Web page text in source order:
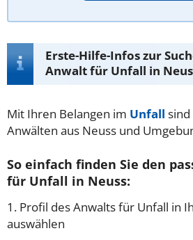
Erste-Hilfe-Infos zur
Anwalt für Unfall in
Mit Ihren Belangen im Unfall sind
Anwälten aus Neuss und
So einfach finden Sie den
für Unfall in Neuss:
1. Profil des Anwalts für Unfall in
auswählen